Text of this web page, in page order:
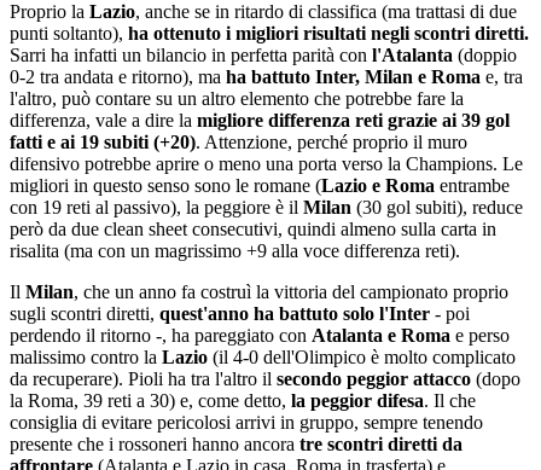
Proprio la Lazio, anche se in ritardo di classifica (ma trattasi di due
punti soltanto), ha ottenuto i migliori risultati negli scontri diretti.
Sarri ha infatti un bilancio in perfetta parità con l'Atalanta (doppio
0-2 tra andata e ritorno), ma ha battuto Inter, Milan e Roma e, tra
l'altro, può contare su un altro elemento che potrebbe fare la
differenza, vale a dire la migliore differenza reti grazie ai 39 gol
fatti e ai 19 subiti (+20). Attenzione, perché proprio il muro
difensivo potrebbe aprire o meno una porta verso la Champions. Le
migliori in questo senso sono le romane (Lazio e Roma entrambe
con 19 reti al passivo), la peggiore è il Milan (30 gol subiti), reduce
però da due clean sheet consecutivi, quindi almeno sulla carta in
risalita (ma con un magrissimo +9 alla voce differenza reti).
Il Milan, che un anno fa costruì la vittoria del campionato proprio
sugli scontri diretti, quest'anno ha battuto solo l'Inter - poi
perdendo il ritorno -, ha pareggiato con Atalanta e Roma e perso
malissimo contro la Lazio (il 4-0 dell'Olimpico è molto complicato
da recuperare). Pioli ha tra l'altro il secondo peggior attacco (dopo
la Roma, 39 reti a 30) e, come detto, la peggior difesa. Il che
consiglia di evitare pericolosi arrivi in gruppo, sempre tenendo
presente che i rossoneri hanno ancora tre scontri diretti da